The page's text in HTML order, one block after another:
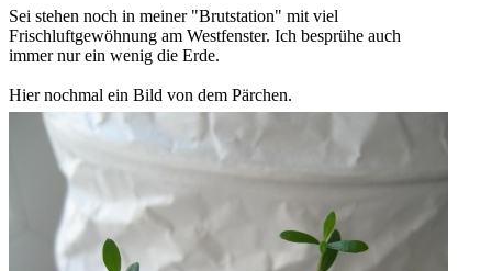
Sei stehen noch in meiner "Brutstation" mit viel
Frischluftgewöhnung am Westfenster. Ich besprühe auch
immer nur ein wenig die Erde.
Hier nochmal ein Bild von dem Pärchen.